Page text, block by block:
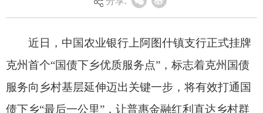
债下乡“最后一公里”，让普惠金融红利直达乡村群
国债下乡对于践行金融为民理念、助力乡村全
面振兴具有重要意义。长期以来，农村地区存在国
债知识普及不足、金融服务资源分布不均等问题。
此次服务点落地，不仅拓宽了农牧民闲置资金保值